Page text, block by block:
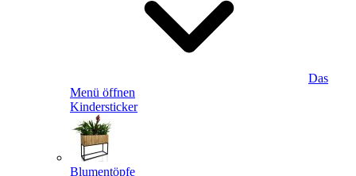
Das
Menü öffnen
Kindersticker
Blumentöpfe